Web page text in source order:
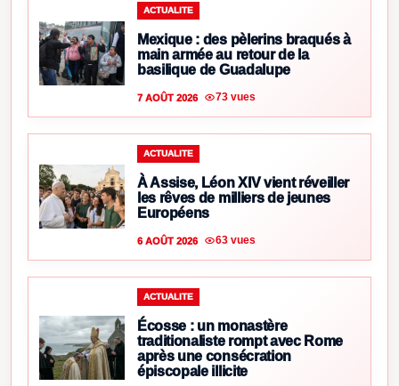
ACTUALITE
Mexique : des pèlerins braqués à
main armée au retour de la
basilique de Guadalupe
7 AOÛT 2026 73 vues
ACTUALITE
À Assise, Léon XIV vient réveiller
les rêves de milliers de jeunes
Européens
6 AOÛT 2026 63 vues
ACTUALITE
Écosse : un monastère
traditionaliste rompt avec Rome
après une consécration
épiscopale illicite